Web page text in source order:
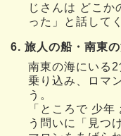
じさんは どこか
った」と話して
6. 旅人の船・南東
南東の海にいる
乗り込み、ロマ
う。
「ところで 少
う問いに「見つ